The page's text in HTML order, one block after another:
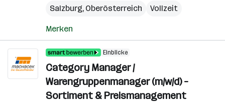
Salzburg, Oberösterreich Vollzeit
Merken
Einblicke
Category Manager /
Warengruppenmanager (m/w/d) –
Sortiment & Preismanagement